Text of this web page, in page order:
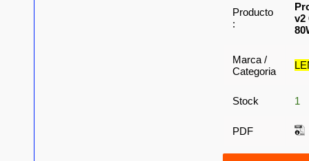
Producto
:
v2
Marca /
Categoria
Stock 1
PDF